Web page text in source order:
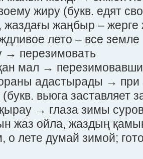
жиру (букв. едят
жаздағы жаңбыр –
лето – все земле
→ перезимовать
мал →
адастырады → при
вьюга заставляет
қырау → глаза зимы
жаз ойла, жаздың
о лете думай зимой;